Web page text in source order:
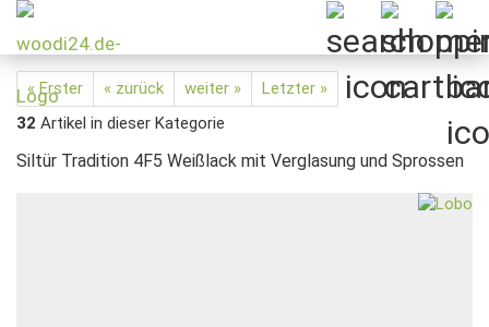
« Erster « zurück weiter »
Letzter »
32 Artikel in dieser Kategorie
Siltür Tradition 4F5 Weißlack mit Verglasung und Sprossen